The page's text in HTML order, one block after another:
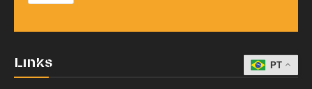
Links PT